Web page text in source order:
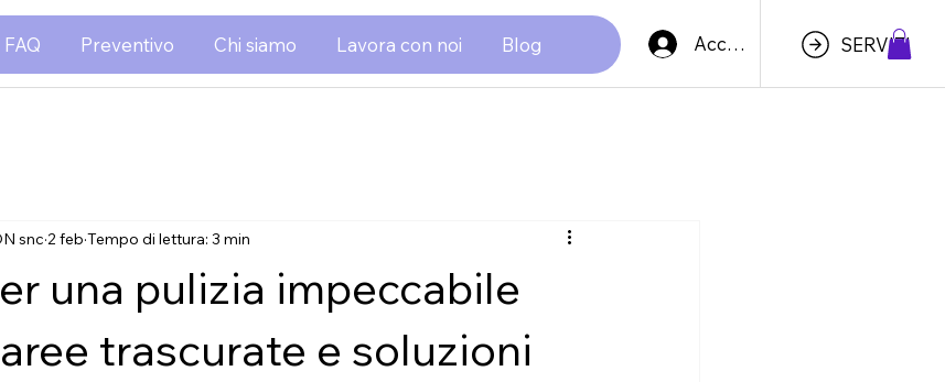
FAQ Preventivo Chi siamo Lavora con noi Blog Accedi SERVIZI
una pulizia impeccabile
trascurate e soluzioni
snc 2 feb Tempo di lettura: 3 min